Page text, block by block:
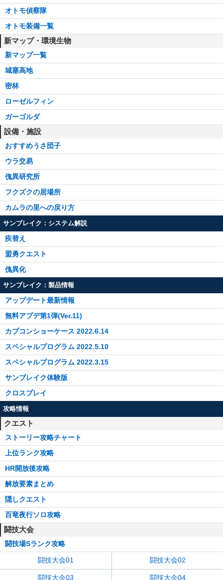
オトモ偵察隊
オトモ装備一覧
新マップ・環境生物
新マップ一覧
城塞高地
密林
ローゼルフィン
ガーゴルダ
設備・施設
おすすめうさ団子
ウラ交易
傀異研究所
フクズクの居場所
カムラの里への戻り方
サンブレイク：システム解説
疾替え
盟勇クエスト
傀異化
サンブレイク：製品情報
アップデート最新情報
無料アプデ第1弾(Ver.11)
カプコンショーケース 2022.6.14
スペシャルプログラム 2022.5.10
スペシャルプログラム 2022.3.15
サンブレイク体験版
クロスプレイ
攻略情報
クエスト
ストーリー攻略チャート
上位ランク攻略
HR開放後攻略
解放要素まとめ
隠しクエスト
百竜夜行ソロ攻略
闘技大会
闘技場Sランク攻略
闘技大会01 闘技大会02
闘技大会03 闘技大会04